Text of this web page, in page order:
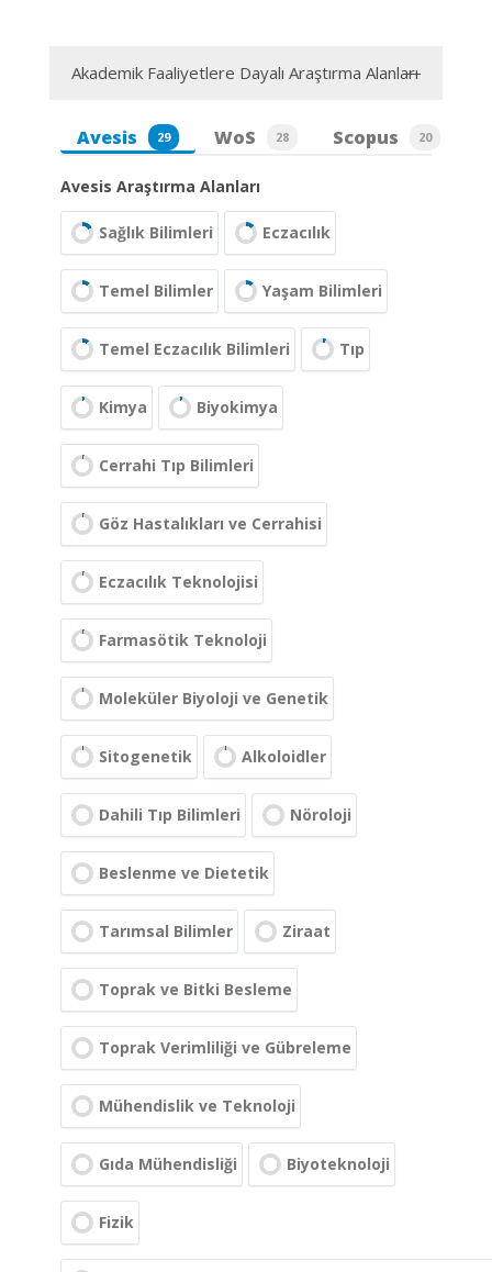
Akademik Faaliyetlere Dayalı Araştırma Alanları
Avesis 29 WoS 28 Scopus 20
Avesis Araştırma Alanları
Sağlık Bilimleri Eczacılık
Temel Bilimler Yaşam Bilimleri
Temel Eczacılık Bilimleri Tıp
Kimya Biyokimya
Cerrahi Tıp Bilimleri
Göz Hastalıkları ve Cerrahisi
Eczacılık Teknolojisi
Farmasötik Teknoloji
Moleküler Biyoloji ve Genetik
Sitogenetik Alkoloidler
Dahili Tıp Bilimleri Nöroloji
Beslenme ve Dietetik
Tarımsal Bilimler Ziraat
Toprak ve Bitki Besleme
Toprak Verimliliği ve Gübreleme
Mühendislik ve Teknoloji
Gıda Mühendisliği Biyoteknoloji
Fizik